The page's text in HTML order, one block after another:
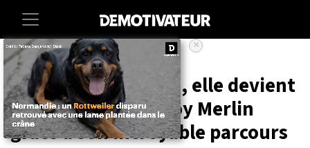
Accueil Societe Lifestyle
À seulement 28 ans, elle devient
la patronne de Leroy Merlin
grâce à son incroyable parcours
×